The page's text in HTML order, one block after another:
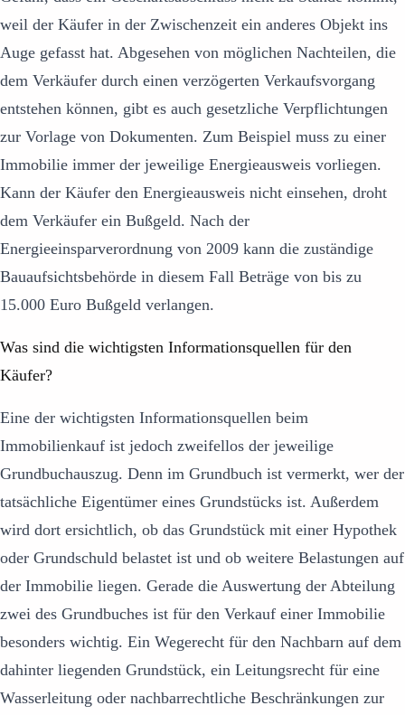
weil der Käufer in der Zwischenzeit ein anderes Objekt ins
Auge gefasst hat. Abgesehen von möglichen Nachteilen, die
dem Verkäufer durch einen verzögerten Verkaufsvorgang
entstehen können, gibt es auch gesetzliche Verpflichtungen
zur Vorlage von Dokumenten. Zum Beispiel muss zu einer
Immobilie immer der jeweilige Energieausweis vorliegen.
Kann der Käufer den Energieausweis nicht einsehen, droht
dem Verkäufer ein Bußgeld. Nach der
Energieeinsparverordnung von 2009 kann die zuständige
Bauaufsichtsbehörde in diesem Fall Beträge von bis zu
15.000 Euro Bußgeld verlangen.
Was sind die wichtigsten Informationsquellen für den
Käufer?
Eine der wichtigsten Informationsquellen beim
Immobilienkauf ist jedoch zweifellos der jeweilige
Grundbuchauszug. Denn im Grundbuch ist vermerkt, wer der
tatsächliche Eigentümer eines Grundstücks ist. Außerdem
wird dort ersichtlich, ob das Grundstück mit einer Hypothek
oder Grundschuld belastet ist und ob weitere Belastungen auf
der Immobilie liegen. Gerade die Auswertung der Abteilung
zwei des Grundbuches ist für den Verkauf einer Immobilie
besonders wichtig. Ein Wegerecht für den Nachbarn auf dem
dahinter liegenden Grundstück, ein Leitungsrecht für eine
Wasserleitung oder nachbarrechtliche Beschränkungen zur